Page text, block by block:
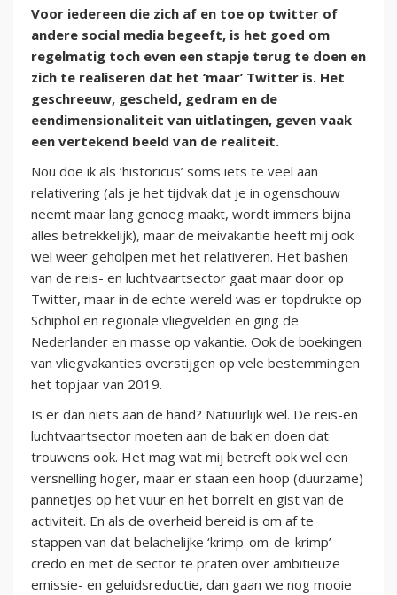
Voor iedereen die zich af en toe op twitter of
andere social media begeeft, is het goed om
regelmatig toch even een stapje terug te doen en
zich te realiseren dat het ‘maar’ Twitter is. Het
geschreeuw, gescheld, gedram en de
eendimensionaliteit van uitlatingen, geven vaak
een vertekend beeld van de realiteit.
Nou doe ik als ‘historicus’ soms iets te veel aan
relativering (als je het tijdvak dat je in ogenschouw
neemt maar lang genoeg maakt, wordt immers bijna
alles betrekkelijk), maar de meivakantie heeft mij ook
wel weer geholpen met het relativeren. Het bashen
van de reis- en luchtvaartsector gaat maar door op
Twitter, maar in de echte wereld was er topdrukte op
Schiphol en regionale vliegvelden en ging de
Nederlander en masse op vakantie. Ook de boekingen
van vliegvakanties overstijgen op vele bestemmingen
het topjaar van 2019.
Is er dan niets aan de hand? Natuurlijk wel. De reis-en
luchtvaartsector moeten aan de bak en doen dat
trouwens ook. Het mag wat mij betreft ook wel een
versnelling hoger, maar er staan een hoop (duurzame)
pannetjes op het vuur en het borrelt en gist van de
activiteit. En als de overheid bereid is om af te
stappen van dat belachelijke ‘krimp-om-de-krimp’-
credo en met de sector te praten over ambitieuze
emissie- en geluidsreductie, dan gaan we nog mooie